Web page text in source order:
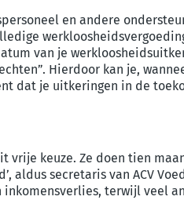
en andere
van je
Hierdoor kan je,
dat je uitkeringen in de
keuze. Ze doen tien
secretaris van ACV
terwijl veel